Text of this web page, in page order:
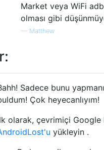
Market veya WiFi
olması gibi
— Matthew
Sadece bunu
Çok heyecanlıyım!
olarak, çevrimiçi Google
yükleyin .